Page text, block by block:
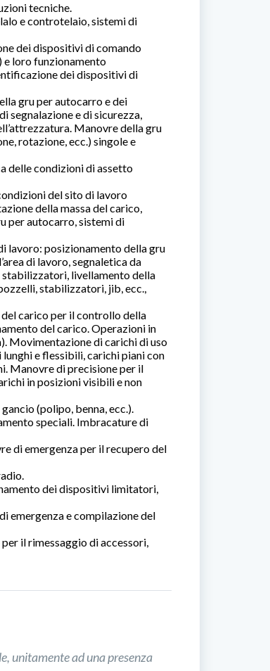
tecniche.
e controtelaio, sistemi di
dei dispositivi di comando
loro funzionamento
dei dispositivi di
gru per autocarro e dei
segnalazione e di sicurezza,
Manovre della gru
rotazione, ecc.) singole e
delle condizioni di assetto
del sito di lavoro
della massa del carico,
per autocarro, sistemi di
lavoro: posizionamento della gru
di lavoro, segnaletica da
stabilizzatori, livellamento della
stabilizzatori, jib, ecc.,
carico per il controllo della
del carico. Operazioni in
Movimentazione di carichi di uso
e flessibili, carichi piani con
Manovre di precisione per il
in posizioni visibili e non
(polipo, benna, ecc.).
speciali. Imbracature di
di emergenza per il recupero del
dei dispositivi limitatori,
emergenza e compilazione del
il rimessaggio di accessori,
unitamente ad una presenza